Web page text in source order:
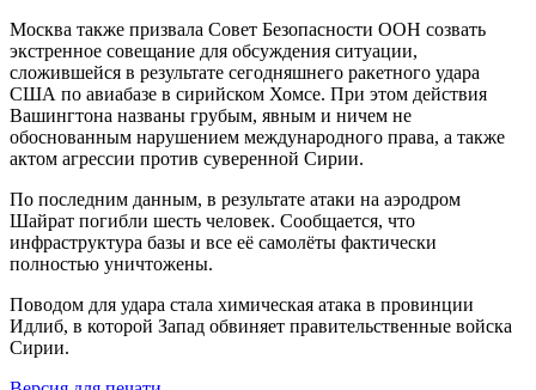
Москва также призвала Совет Безопасности ООН созвать
экстренное совещание для обсуждения ситуации,
сложившейся в результате сегодняшнего ракетного удара
США по авиабазе в сирийском Хомсе. При этом действия
Вашингтона названы грубым, явным и ничем не
обоснованным нарушением международного права, а также
актом агрессии против суверенной Сирии.
По последним данным, в результате атаки на аэродром
Шайрат погибли шесть человек. Сообщается, что
инфраструктура базы и все её самолёты фактически
полностью уничтожены.
Поводом для удара стала химическая атака в провинции
Идлиб, в которой Запад обвиняет правительственные войска
Сирии.